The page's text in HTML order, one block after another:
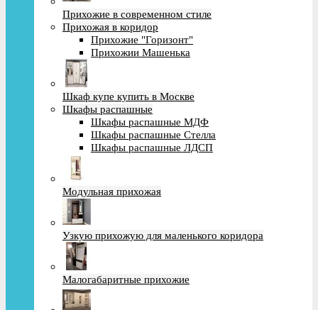
Прихожие в современном стиле
Прихожая в коридор
Прихожие "Горизонт"
Прихожии Машенька
Шкаф купе купить в Москве
Шкафы распашные
Шкафы распашные МДФ
Шкафы распашные Стелла
Шкафы распашные ЛДСП
Модульная прихожая
Узкую прихожую для маленького коридора
Малогабаритные прихожие